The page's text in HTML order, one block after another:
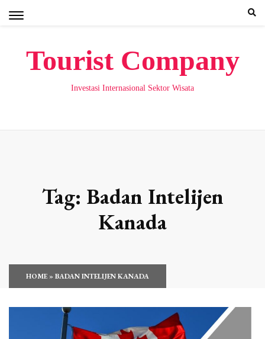
Tourist Company
Investasi Internasional Sektor Wisata
Tag: Badan Intelijen
Kanada
HOME»BADAN INTELIJEN KANADA